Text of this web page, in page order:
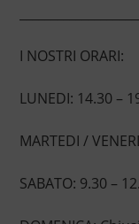
I NOSTRI ORARI:
LUNEDI: 14.30 –
MARTEDI /
SABATO: 9.30 –